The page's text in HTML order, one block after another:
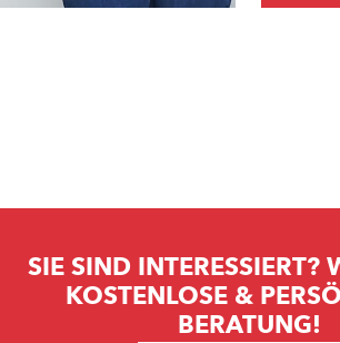
SIE SIND INTERESSIERT?
KOSTENLOSE &
BERATUNG!